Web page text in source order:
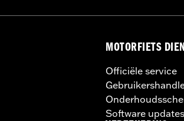
MOTORFIETS
Officiële service
Software updates